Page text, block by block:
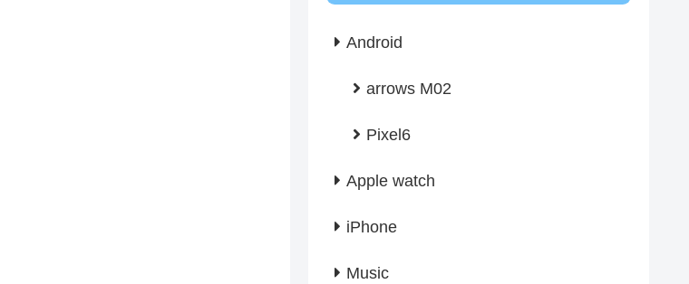
Android
arrows M02
Pixel6
Apple watch
iPhone
Music